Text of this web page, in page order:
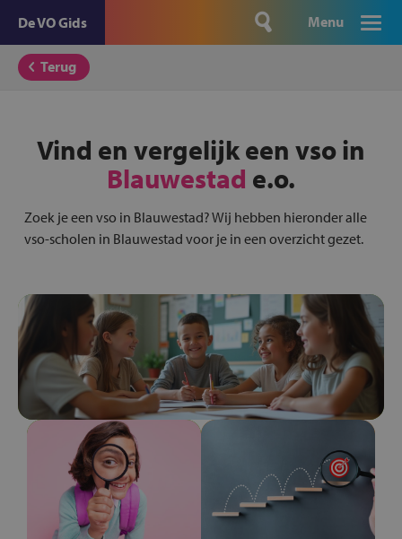
De VO Gids Menu
Terug
Vind en vergelijk een vso in
Blauwestad e.o.
Zoek je een vso in Blauwestad? Wij hebben hieronder alle
vso-scholen in Blauwestad voor je in een overzicht gezet.